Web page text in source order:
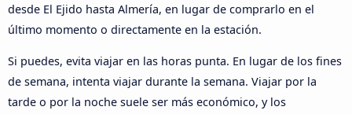
desde El Ejido hasta Almería, en lugar de comprarlo en el
último momento o directamente en la estación.
Si puedes, evita viajar en las horas punta. En lugar de los fines
de semana, intenta viajar durante la semana. Viajar por la
tarde o por la noche suele ser más económico, y los